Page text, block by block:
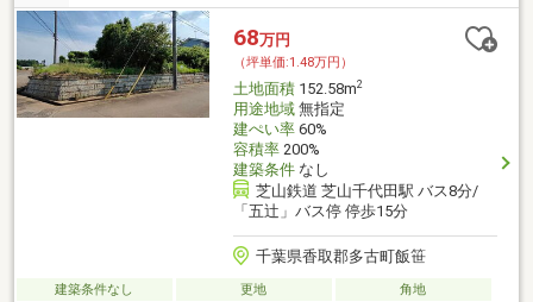
68万円
（坪単価:1.48万円）
土地面積152.58m2
用途地域無指定
建ぺい率60%
容積率200%
建築条件なし
芝山鉄道 芝山千代田駅 バス8分/
「五辻」バス停 停歩15分
千葉県香取郡多古町飯笹
建築条件なし 更地 角地